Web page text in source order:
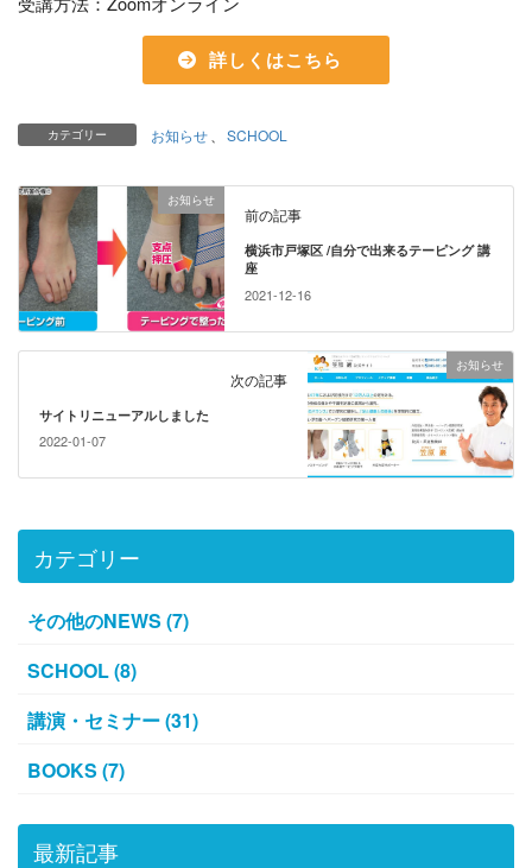
詳しくはこちら
カテゴリー お知らせ SCHOOL
お知らせ
前の記事
横浜市戸塚区 /自分で出来るテーピング 講
座
2021-12-16
お知らせ
次の記事
サイトリニューアルしました
2022-01-07
カテゴリー
その他のNEWS (7)
SCHOOL (8)
講演・セミナー (31)
BOOKS (7)
最新記事